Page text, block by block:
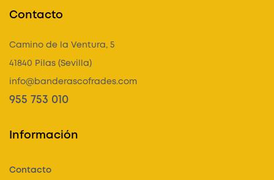
Contacto
Camino de la Ventura, 5
41840 Pilas (Sevilla)
info@banderascofrades.com
955 753 010
Información
Contacto